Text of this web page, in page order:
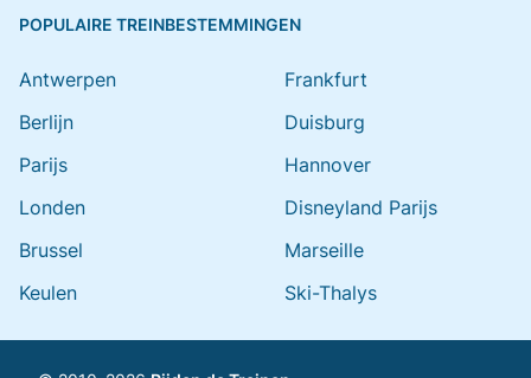
POPULAIRE TREINBESTEMMINGEN
Antwerpen
Berlijn
Parijs
Londen
Brussel
Keulen
Frankfurt
Duisburg
Hannover
Disneyland Parijs
Marseille
Ski-Thalys